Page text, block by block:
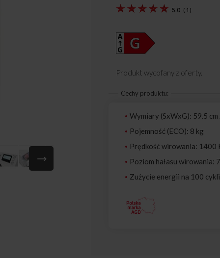
5.0 ( 1 )
Produkt wycofany z oferty.
Cechy produktu:
Wymiary (SxWxG): 59.5 cm
Pojemność (ECO): 8 kg
Prędkość wirowania: 1400
Poziom hałasu wirowania:
Zużycie energii na 100